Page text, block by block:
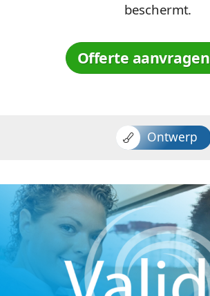
beschermt.
Offerte aanvragen
Ontwerp